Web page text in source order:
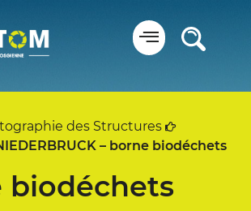
des Structures
– borne biodéchets
biodéchets